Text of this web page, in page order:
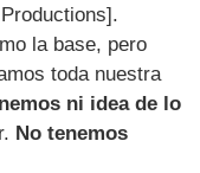
la base, pero
toda nuestra
ni idea de lo
No tenemos